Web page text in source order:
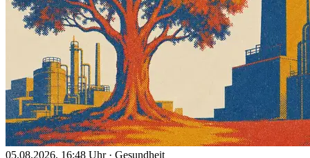
05.08.2026, 16:48 Uhr · Gesundheit